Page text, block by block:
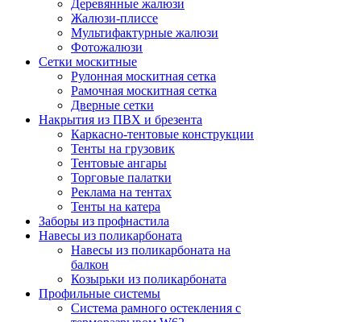
Деревянные жалюзи
Жалюзи-плиссе
Мультифактурные жалюзи
Фотожалюзи
Сетки москитные
Рулонная москитная сетка
Рамочная москитная сетка
Дверные сетки
Накрытия из ПВХ и брезента
Каркасно-тентовые конструкции
Тенты на грузовик
Тентовые ангары
Торговые палатки
Реклама на тентах
Тенты на катера
Заборы из профнастила
Навесы из поликарбоната
Навесы из поликарбоната на
балкон
Козырьки из поликарбоната
Профильные системы
Система рамного остекления с